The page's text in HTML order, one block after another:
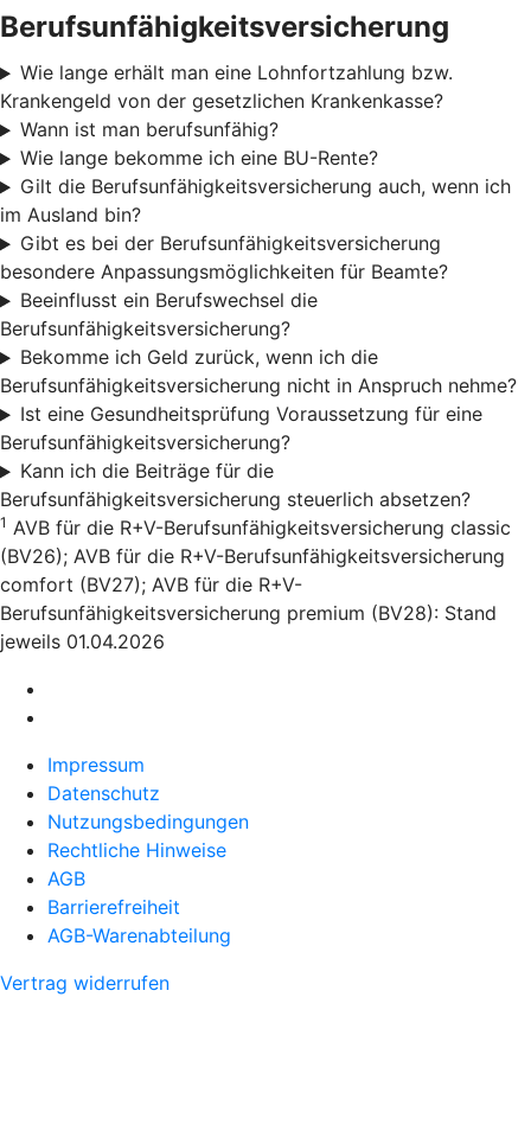
Berufsunfähigkeitsversicherung
Wie lange erhält man eine Lohnfortzahlung bzw.
Krankengeld von der gesetzlichen Krankenkasse?
Wann ist man berufsunfähig?
Wie lange bekomme ich eine BU-Rente?
Gilt die Berufsunfähigkeitsversicherung auch, wenn ich
im Ausland bin?
Gibt es bei der Berufsunfähigkeitsversicherung
besondere Anpassungsmöglichkeiten für Beamte?
Beeinflusst ein Berufswechsel die
Berufsunfähigkeitsversicherung?
Bekomme ich Geld zurück, wenn ich die
Berufsunfähigkeitsversicherung nicht in Anspruch nehme?
Ist eine Gesundheitsprüfung Voraussetzung für eine
Berufsunfähigkeitsversicherung?
Kann ich die Beiträge für die
Berufsunfähigkeitsversicherung steuerlich absetzen?
1 AVB für die R+V-Berufsunfähigkeitsversicherung classic
(BV26); AVB für die R+V-Berufsunfähigkeitsversicherung
comfort (BV27); AVB für die R+V-
Berufsunfähigkeitsversicherung premium (BV28): Stand
jeweils 01.04.2026
Impressum
Datenschutz
Nutzungsbedingungen
Rechtliche Hinweise
AGB
Barrierefreiheit
AGB-Warenabteilung
Vertrag widerrufen